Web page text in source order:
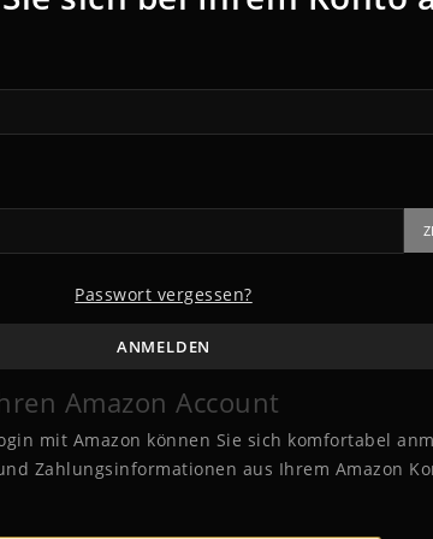
Passwort vergessen?
ANMELDEN
Amazon Account
mit Amazon können Sie sich komfortabel
Zahlungsinformationen aus Ihrem Amazon